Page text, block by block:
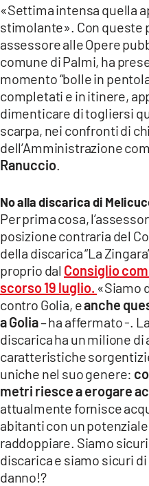
Network
LACPLAY.IT
LACTV.IT
LACONAIR.IT
LACITYMAG.IT
COSENZACHANNEL.IT
ILVIBONESE.IT
CATANZAROCHANNEL.IT
LACAPITALENEWS.IT
App
ANDROID
APPLE
«Settima intensa quella
stimolante». Con queste
assessore alle Opere
comune di Palmi, ha
momento “bolle in
completati e in itinere,
dimenticare di togliersi
scarpa, nei confronti di
dell’Amministrazione
Ranuccio
No alla discarica di
Per prima cosa,
posizione contraria del
della discarica “La
proprio dal Consiglio
scorso 19 luglio. «Siamo
contro Golia, eanche
a Golia– ha affermato -.
discarica ha un milione
caratteristiche
uniche nel suo genere:
metri riesce a erogare
attualmente fornisce
abitanti con un
raddoppiare. Siamo
discarica e siamo sicuri
danno!?